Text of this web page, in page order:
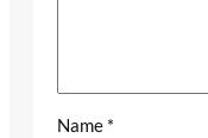
Name *